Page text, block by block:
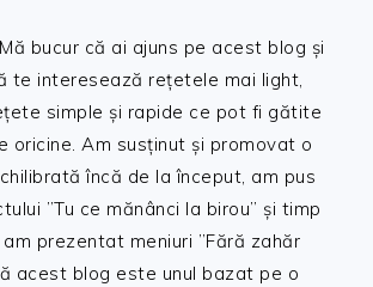
Mă bucur că ai ajuns pe acest blog și
te interesează rețetele mai light,
simple și rapide ce pot fi gătite
oricine. Am susținut și promovat o
încă de la început, am pus
”Tu ce mănânci la birou” și timp
prezentat meniuri ”Fără zahăr
acest blog este unul bazat pe o